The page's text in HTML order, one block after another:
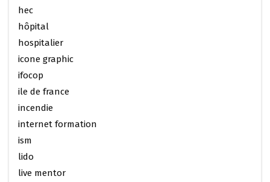
hec
hôpital
hospitalier
icone graphic
ifocop
ile de france
incendie
internet formation
ism
lido
live mentor